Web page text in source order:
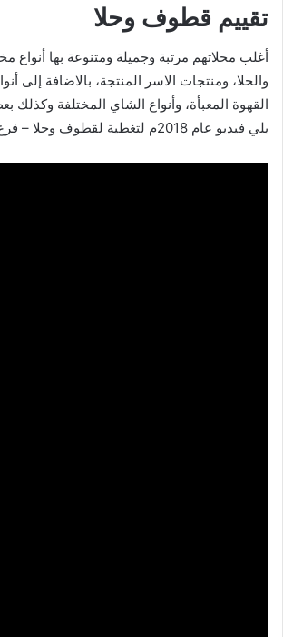
تقييم قطوف وحلا
أغلب محلاتهم مرتبة وجميلة ومتنوعة بها أنواع
والحلا، ومنتجات الاسر المنتجة، بالاضافة إلى
القهوة المعبأة، وأنواع الشاي المختلفة وكذلك
يلي فيديو عام 2018م لتغطية لقطوف وحلا – فرع جدة: